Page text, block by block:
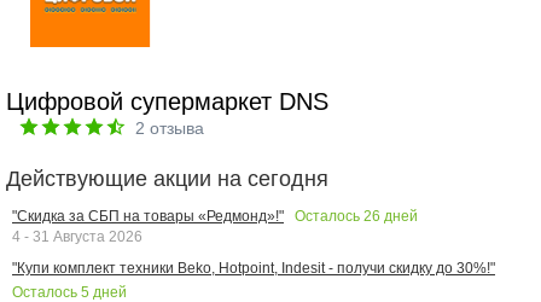
Цифровой супермаркет DNS
2 отзыва
Действующие акции на сегодня
"Скидка за СБП на товары «Редмонд»!" Осталось 26 дней
4 - 31 Августа 2026
"Купи комплект техники Beko, Hotpoint, Indesit - получи скидку до 30%!"
Осталось 5 дней